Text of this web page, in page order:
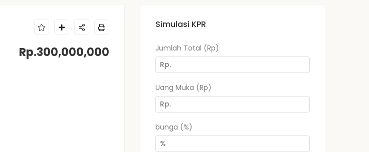
Rp.300,000,000
Simulasi KPR
Jumlah Total (Rp)
Uang Muka (Rp)
bunga (%)